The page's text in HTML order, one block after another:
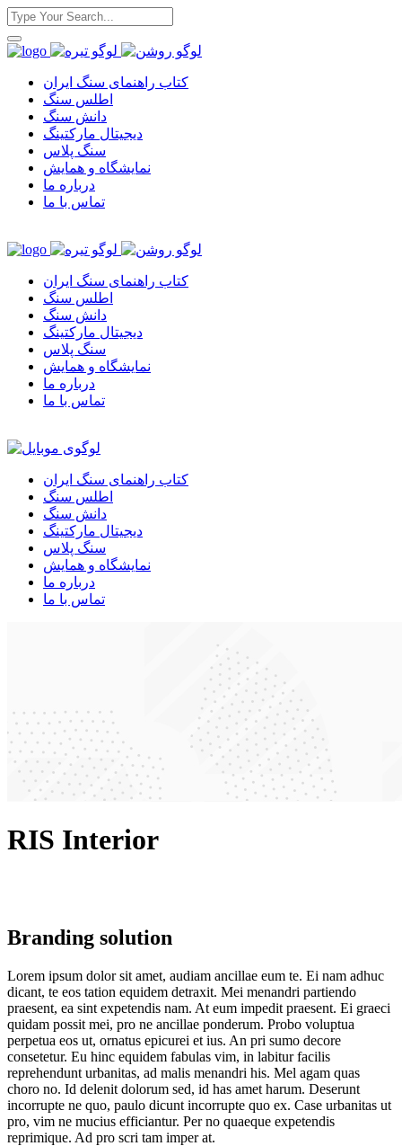
کتاب راهنمای سنگ ایران
اطلس سنگ
دانش سنگ
دیجیتال مارکتینگ
سنگ پلاس
نمایشگاه و همایش
درباره ما
تماس با ما
کتاب راهنمای سنگ ایران
اطلس سنگ
دانش سنگ
دیجیتال مارکتینگ
سنگ پلاس
نمایشگاه و همایش
درباره ما
تماس با ما
کتاب راهنمای سنگ ایران
اطلس سنگ
دانش سنگ
دیجیتال مارکتینگ
سنگ پلاس
نمایشگاه و همایش
درباره ما
تماس با ما
RIS Interior
Branding solution
Lorem ipsum dolor sit amet, audiam ancillae eum te. Ei nam adhuc
dicant, te eos tation equidem detraxit. Mei menandri partiendo
praesent, ea sint expetendis nam. At eum impedit praesent. Ei graeci
quidam possit mei, pro ne ancillae ponderum. Probo voluptua
perpetua eos ut, ornatus epicurei et ius. An pri sumo decore
consetetur. Eu hinc equidem fabulas vim, in labitur facilis
reprehendunt urbanitas, ad malis menandri his. Mel agam quas
choro no. Id delenit dolorum sed, id has amet harum. Deserunt
incorrupte ne quo, paulo dicunt incorrupte quo ex. Case urbanitas ut
pro, vim ne mucius efficiantur. Per no quaeque expetendis
reprimique. Ad pro scri tam imper at.